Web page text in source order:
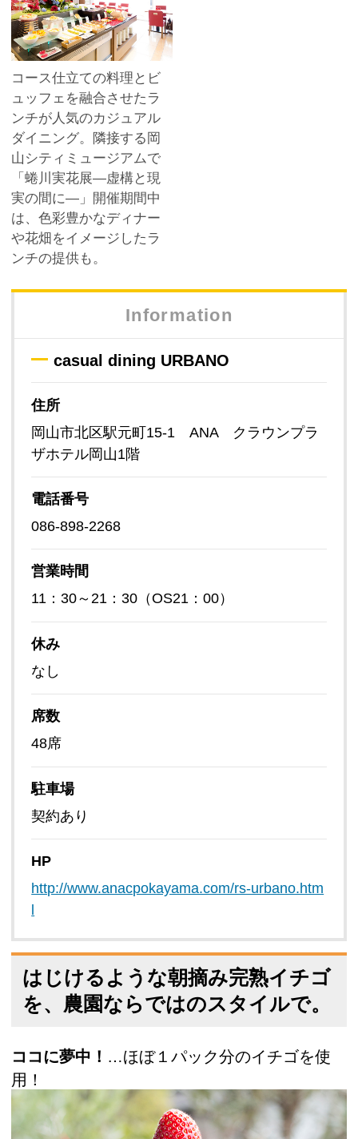
コース仕立ての料理とビ
ュッフェを融合させたラ
ンチが人気のカジュアル
ダイニング。隣接する岡
山シティミュージアムで
「蜷川実花展―虚構と現
実の間に―」開催期間中
は、色彩豊かなディナー
や花畑をイメージしたラ
ンチの提供も。
Information
casual dining URBANO
住所
岡山市北区駅元町15-1 ANA クラウンプラ
ザホテル岡山1階
電話番号
086-898-2268
営業時間
11：30～21：30（OS21：00）
休み
なし
席数
48席
駐車場
契約あり
HP
http://www.anacpokayama.com/rs-urbano.htm
l
はじけるような朝摘み完熟イチゴ
を、農園ならではのスタイルで。
ココに夢中！ …ほぼ１パック分のイチゴを使
用！